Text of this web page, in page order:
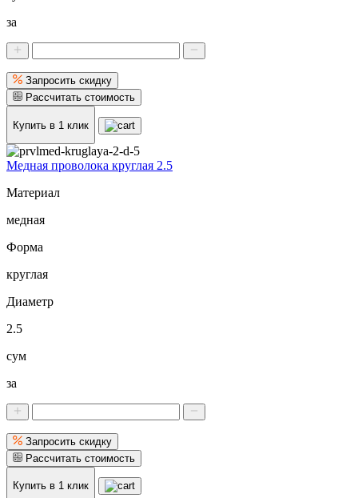
за
Запросить скидку
Рассчитать стоимость
Купить в 1 клик
Медная проволока круглая 2.5
Материал
медная
Форма
круглая
Диаметр
2.5
сум
за
Запросить скидку
Рассчитать стоимость
Купить в 1 клик